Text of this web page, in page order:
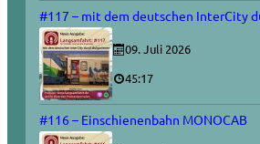
#117 – mit dem deutschen InterCity
09. Juli 2026
45:17
#116 – Einschienenbahn MONOCAB